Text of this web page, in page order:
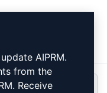
AIPRM.
from the
Receive